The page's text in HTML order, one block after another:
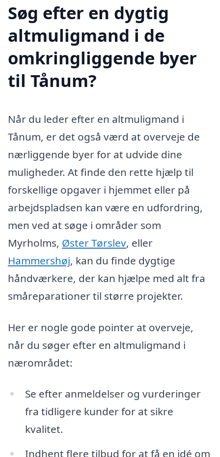
Søg efter en dygtig
altmuligmand i de
omkringliggende byer
til Tånum?
Når du leder efter en altmuligmand i
Tånum, er det også værd at overveje de
nærliggende byer for at udvide dine
muligheder. At finde den rette hjælp til
forskellige opgaver i hjemmet eller på
arbejdspladsen kan være en udfordring,
men ved at søge i områder som
Myrholms, Øster Tørslev, eller
Hammershøj, kan du finde dygtige
håndværkere, der kan hjælpe med alt fra
småreparationer til større projekter.
Her er nogle gode pointer at overveje,
når du søger efter en altmuligmand i
nærområdet:
Se efter anmeldelser og vurderinger
fra tidligere kunder for at sikre
kvalitet.
Indhent flere tilbud for at få en idé om